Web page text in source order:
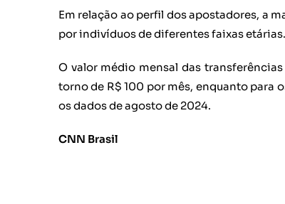
Em relação ao perfil dos apostadores, a
por indivíduos de diferentes faixas etárias.
O valor médio mensal das
torno de R$ 100 por mês, enquanto para
os dados de agosto de 2024.
CNN Brasil